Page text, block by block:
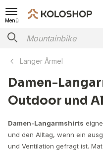
Menü
Langer Ärmel
Damen-
Outdoor und
Damen-Langarmshirts
und den Alltag, wenn ein
und Ventilation gefragt ist.